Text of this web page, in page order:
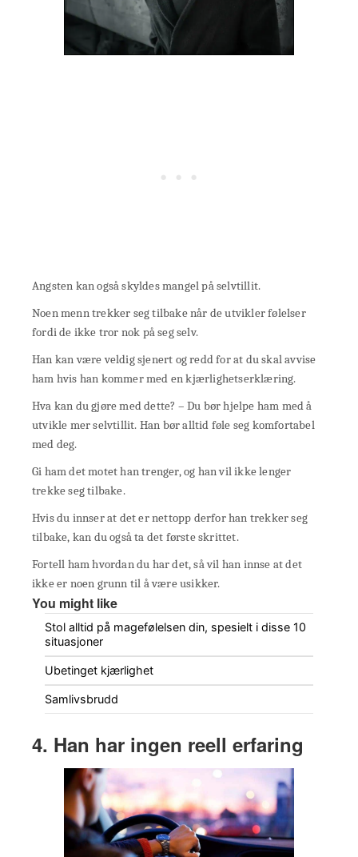
Angsten kan også skyldes mangel på selvtillit.
Noen menn trekker seg tilbake når de utvikler følelser
fordi de ikke tror nok på seg selv.
Han kan være veldig sjenert og redd for at du skal avvise
ham hvis han kommer med en kjærlighetserklæring.
Hva kan du gjøre med dette? – Du bør hjelpe ham med å
utvikle mer selvtillit. Han bør alltid føle seg komfortabel
med deg.
Gi ham det motet han trenger, og han vil ikke lenger
trekke seg tilbake.
Hvis du innser at det er nettopp derfor han trekker seg
tilbake, kan du også ta det første skrittet.
Fortell ham hvordan du har det, så vil han innse at det
ikke er noen grunn til å være usikker.
You might like
Stol alltid på magefølelsen din, spesielt i disse 10
situasjoner
Ubetinget kjærlighet
Samlivsbrudd
4. Han har ingen reell erfaring